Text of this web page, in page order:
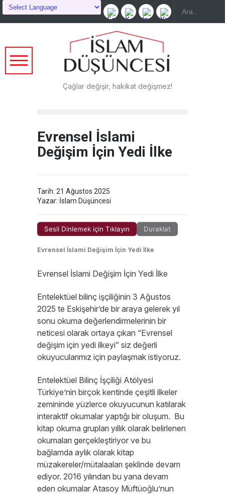
Çağlar değişir, hakikat değişmez!
Evrensel İslami
Değişim İçin Yedi İlke
Tarih: 21 Ağustos 2025
Yazar: İslam Düşüncesi
Sesli Dinlemek için Tıklayın Duraklat
Evrensel İslami Değişim İçin Yedi İlke
Evrensel İslami Değişim İçin Yedi İlke
Entelektüel bilinç işçiliğinin 3 Ağustos
2025 te Eskişehir’de bir araya gelerek yıl
sonu okuma değerlendirmelerinin bir
neticesi olarak ortaya çıkan “Evrensel
değişim için yedi ilkeyi” siz değerli
okuyucularımız için paylaşmak istiyoruz.
Entelektüel Bilinç İşçiliği Atölyesi
Türkiye’nin birçok kentinde çeşitli ilkeler
zemininde yüzlerce okuyucunun katılarak
interaktif okumalar yaptığı bir oluşum. Bu
kitap okuma grupları yıllık olarak belirlenen
okumaları gerçekleştiriyor ve bu
bağlamda aylık olarak kitap
müzakereler/mütalaaları şeklinde devam
ediyor. 2016 yılından bu yana devam
eden okumalar Atasoy Müftüoğlu’nun